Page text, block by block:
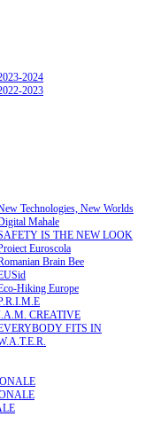
2024
2023
Technologies, New Worlds
Mahale
IS THE NEW LOOK
Euroscola
Brain Bee
Hiking Europe
CREATIVE
FITS IN